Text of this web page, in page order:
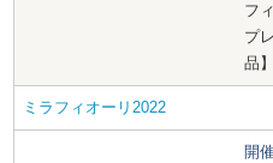
フ
プ
品
ミラフィオーリ2022
開